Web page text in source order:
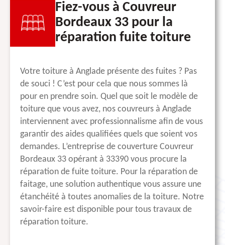
Fiez-vous à Couvreur
Bordeaux 33 pour la
réparation fuite toiture
Votre toiture à Anglade présente des fuites ? Pas
de souci ! C’est pour cela que nous sommes là
pour en prendre soin. Quel que soit le modèle de
toiture que vous avez, nos couvreurs à Anglade
interviennent avec professionnalisme afin de vous
garantir des aides qualifiées quels que soient vos
demandes. L’entreprise de couverture Couvreur
Bordeaux 33 opérant à 33390 vous procure la
réparation de fuite toiture. Pour la réparation de
faitage, une solution authentique vous assure une
étanchéité à toutes anomalies de la toiture. Notre
savoir-faire est disponible pour tous travaux de
réparation toiture.